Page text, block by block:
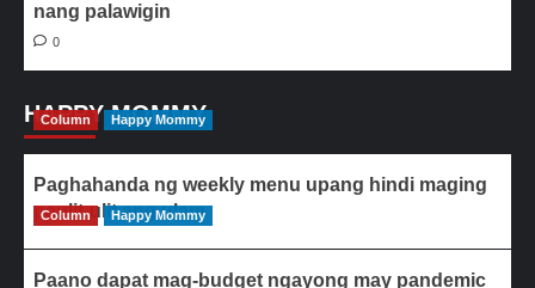
nang palawigin
0
HAPPY MOMMY
Column Happy Mommy
Paghahanda ng weekly menu upang hindi maging
paulit-ulit ang ulam
Column Happy Mommy
Paano dapat mag-budget ngayong may pandemic